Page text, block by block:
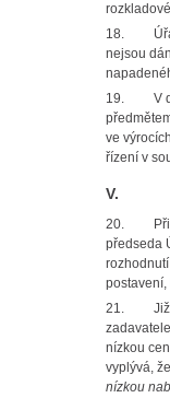
18.
nejsou
19.
V
ve
řízení v
V. KE
20.
předseda
21.
nízkou
vyplývá,
nízkou